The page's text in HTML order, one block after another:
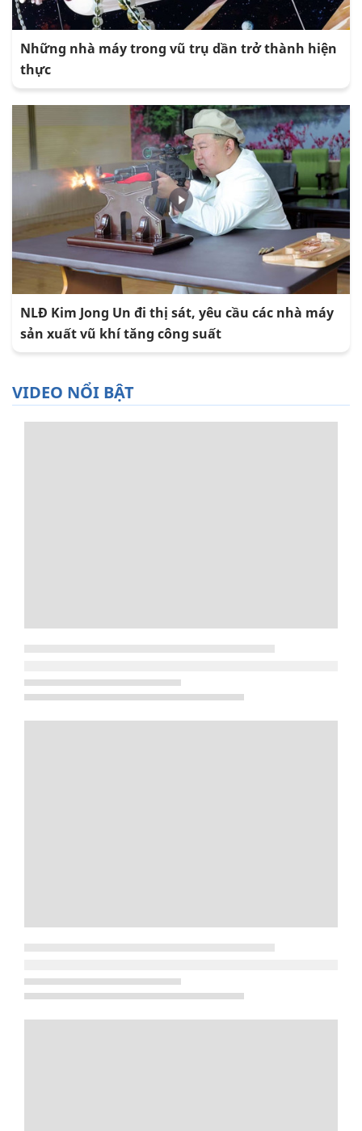
Những nhà máy trong vũ trụ dần trở thành hiện
thực
NLĐ Kim Jong Un đi thị sát, yêu cầu các nhà máy
sản xuất vũ khí tăng công suất
VIDEO NỔI BẬT